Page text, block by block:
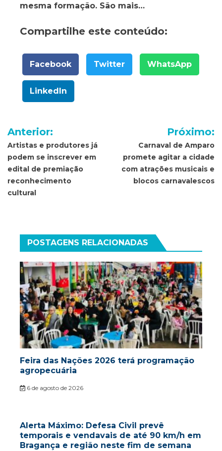
mesma formação. São mais…
Compartilhe este conteúdo:
Facebook Twitter WhatsApp
LinkedIn
Navegação
de
Post
Anterior:
Artistas e produtores já
podem se inscrever em
edital de premiação
reconhecimento
cultural
Próximo:
Carnaval de Amparo
promete agitar a cidade
com atrações musicais e
blocos carnavalescos
POSTAGENS RELACIONADAS
Feira das Nações 2026 terá programação
agropecuária
6 de agosto de 2026
Alerta Máximo: Defesa Civil prevê
temporais e vendavais de até 90 km/h em
Bragança e região neste fim de semana